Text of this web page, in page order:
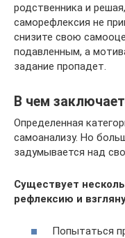
родственника и
саморефлексия не
снизите свою
подавленным, а
задание пропадет.
В чем
Определенная
самоанализу. Но
задумывается над
Существует
рефлексию и
Попытаться